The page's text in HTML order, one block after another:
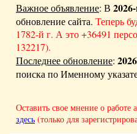
Важное объявление: В
обновление сайта. Теперь
1782-й г. А это +36491
132217).
Последнее обновление:
поиска по Именному
Оставить свое мнение о
здесь (только для